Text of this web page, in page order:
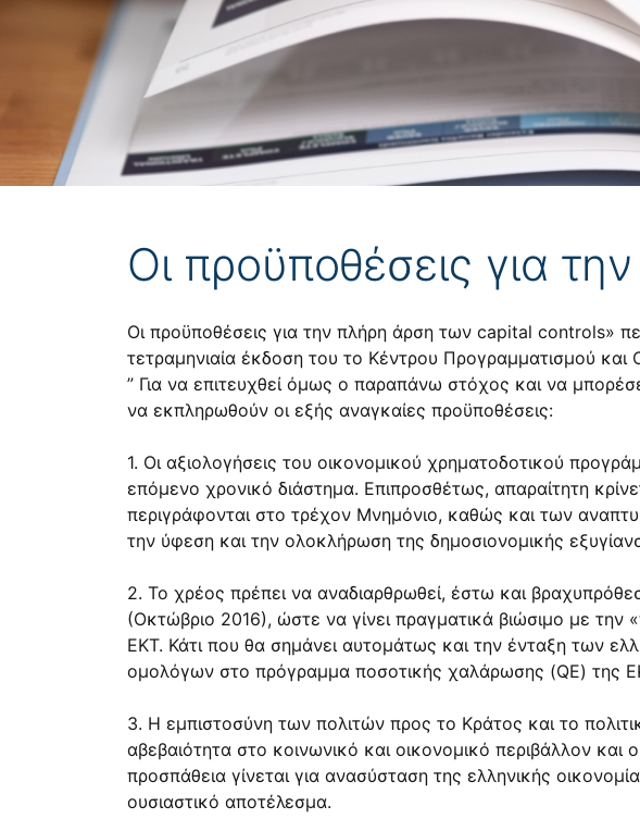
Οι προϋποθέσεις για
Οι προϋποθέσεις για την πλήρη άρση των capital controls»
τετραμηνιαία έκδοση του το Κέντρου Προγραμματισμού
” Για να επιτευχθεί όμως ο παραπάνω στόχος και να
να εκπληρωθούν οι εξής αναγκαίες προϋποθέσεις:
1. Oι αξιολογήσεις του οικονομικού χρηματοδοτικού
επόμενο χρονικό διάστημα. Επιπροσθέτως, απαραίτητη
περιγράφονται στο τρέχον Μνημόνιο, καθώς και των
την ύφεση και την ολοκλήρωση της δημοσιονομικής
2. Το χρέος πρέπει να αναδιαρθρωθεί, έστω και
(Οκτώβριο 2016), ώστε να γίνει πραγματικά βιώσιμο με
ΕΚΤ. Κάτι που θα σημάνει αυτομάτως και την ένταξη των
ομολόγων στο πρόγραμμα ποσοτικής χαλάρωσης (QE) της
3. Η εμπιστοσύνη των πολιτών προς το Κράτος και το
αβεβαιότητα στο κοινωνικό και οικονομικό περιβάλλον και
προσπάθεια γίνεται για ανασύσταση της ελληνικής
ουσιαστικό αποτέλεσμα.